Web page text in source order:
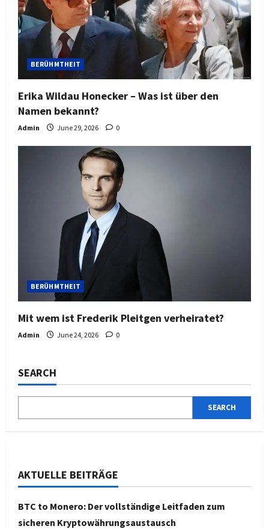
BERÜHMTHEIT
Erika Wildau Honecker – Was ist über den
Namen bekannt?
Admin June 29, 2026 0
BERÜHMTHEIT
Mit wem ist Frederik Pleitgen verheiratet?
Admin June 24, 2026 0
SEARCH
SEARCH
AKTUELLE BEITRÄGE
BTC to Monero: Der vollständige Leitfaden zum
sicheren Kryptowährungsaustausch